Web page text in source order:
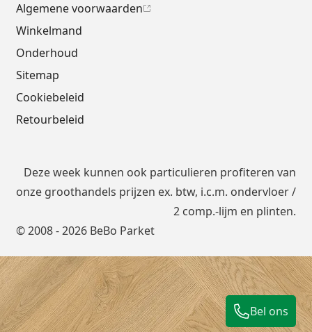
Algemene voorwaarden
Winkelmand
Onderhoud
Sitemap
Cookiebeleid
Retourbeleid
© 2008 - 2026 BeBo Parket
Deze week kunnen ook particulieren profiteren van
onze groothandels prijzen ex. btw, i.c.m. ondervloer/
2 comp.-lijm en plinten.
Bel ons